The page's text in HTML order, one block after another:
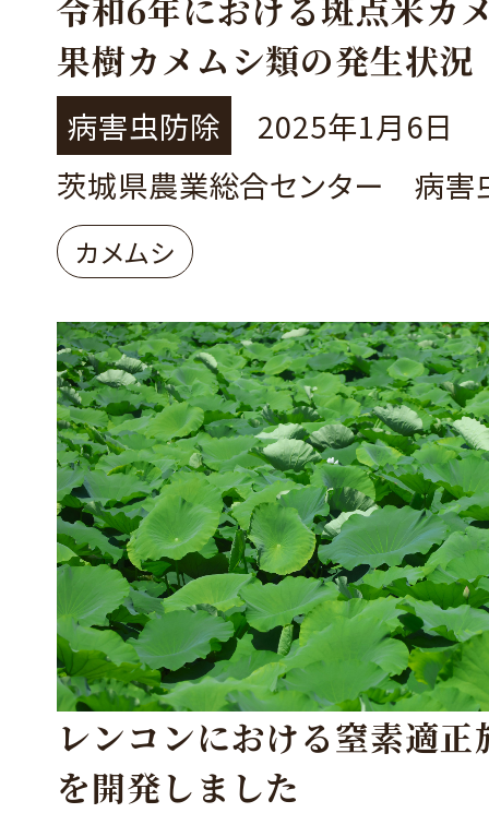
果樹カメムシ類の発生状況
病害虫防除
2025年1月6日
茨城県農業総合センター 病害
カメムシ
レンコンにおける窒素適正
を開発しました